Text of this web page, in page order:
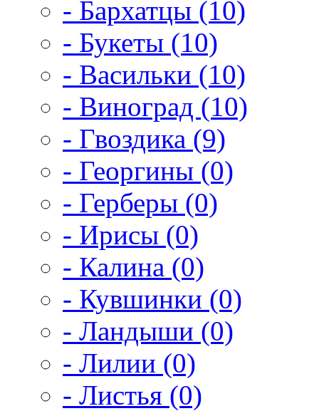
- Бархатцы (10)
- Букеты (10)
- Васильки (10)
- Виноград (10)
- Гвоздика (9)
- Георгины (0)
- Герберы (0)
- Ирисы (0)
- Калина (0)
- Кувшинки (0)
- Ландыши (0)
- Лилии (0)
- Листья (0)